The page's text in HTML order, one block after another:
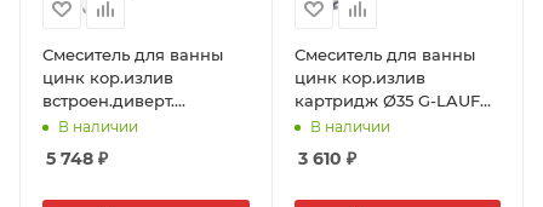
Смеситель для ванны
цинк кор.излив
встроен.диверт.
картридж Ø35 G-LAUF
В наличии
5 748 ₽
Смеситель для ванны
цинк кор.излив
картридж Ø35 G-LAUF
PUD-3045/NUD3-A045
В наличии
3 610 ₽